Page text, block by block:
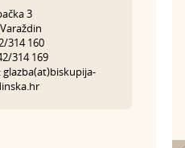
3
314 160
314 169
glazba(at)biskupija-